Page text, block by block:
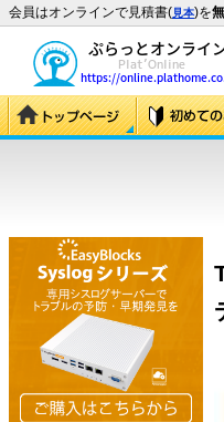
会員はオンラインで見積書(見本)を